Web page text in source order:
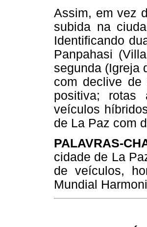
Assim, em vez
subida na
Identificando
Panpahasi
segunda (Igreja
com declive de
positiva; rotas
veículos
de La Paz com
PALAVRAS-
cidade de La
de veículos,
Mundial